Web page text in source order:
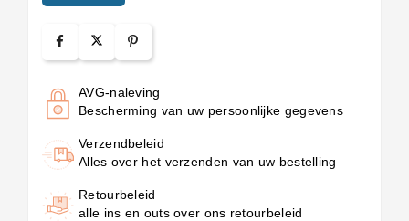
AVG-naleving
Bescherming van uw persoonlijke gegevens
Verzendbeleid
Alles over het verzenden van uw bestelling
Retourbeleid
alle ins en outs over ons retourbeleid